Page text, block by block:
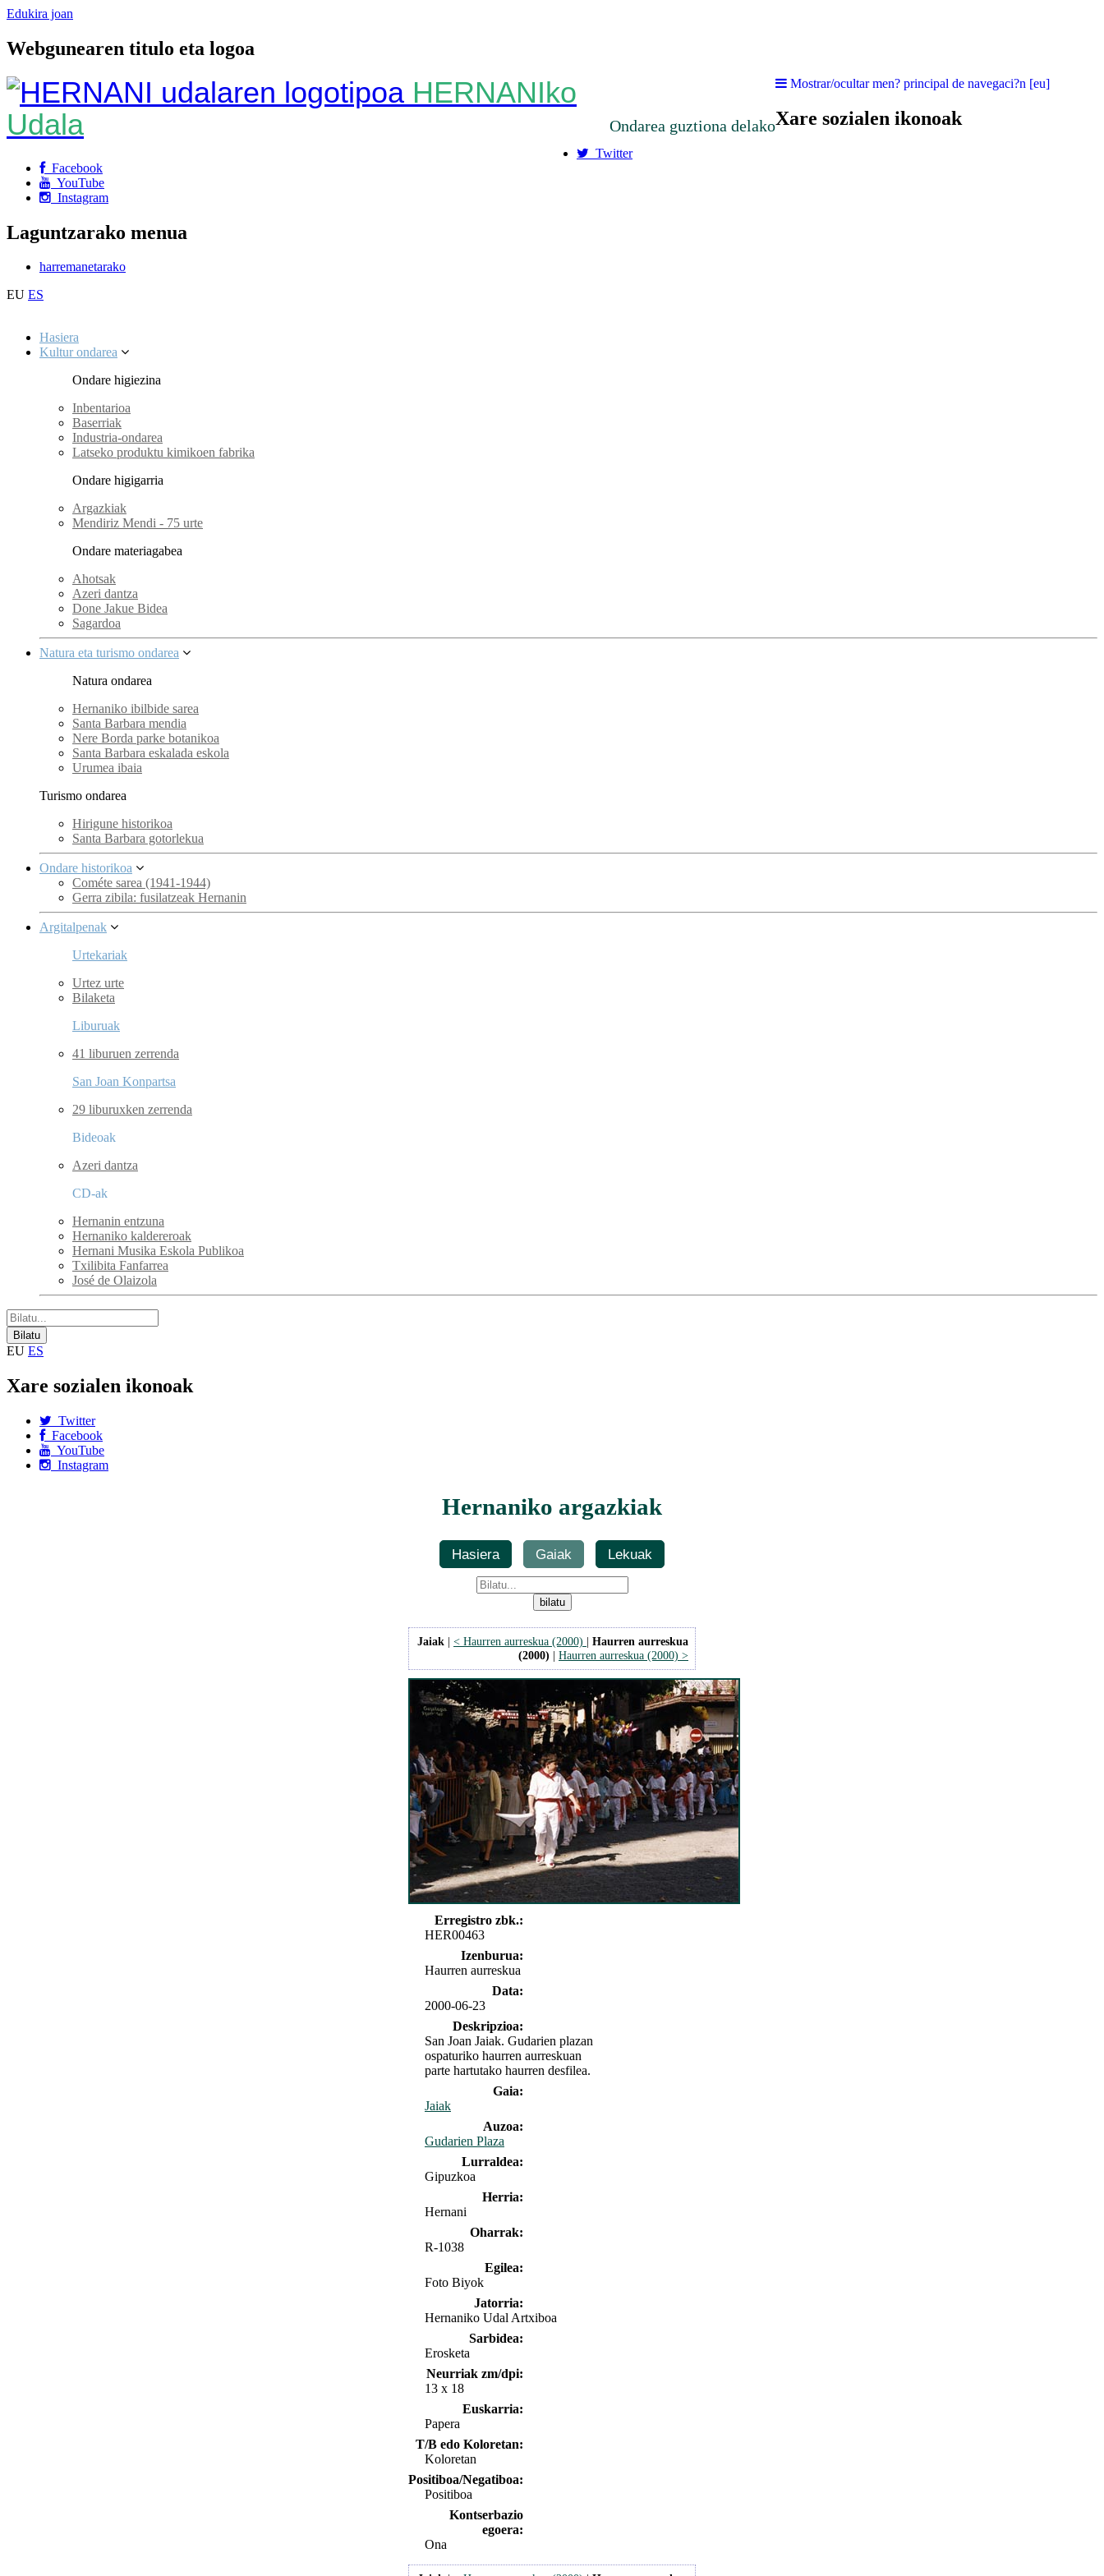
Edukira joan
Webgunearen titulo eta logoa
HERNANIko
Udala
Ondarea guztiona delako
Mostrar/ocultar men? principal de navegaci?n [eu]
Xare sozialen ikonoak
Twitter
Facebook
YouTube
Instagram
Laguntzarako menua
harremanetarako
EU ES
Hasiera
Kultur ondarea
Ondare higiezina
Inbentarioa
Baserriak
Industria-ondarea
Latseko produktu kimikoen fabrika
Ondare higigarria
Argazkiak
Mendiriz Mendi - 75 urte
Ondare materiagabea
Ahotsak
Azeri dantza
Done Jakue Bidea
Sagardoa
Natura eta turismo ondarea
Natura ondarea
Hernaniko ibilbide sarea
Santa Barbara mendia
Nere Borda parke botanikoa
Santa Barbara eskalada eskola
Urumea ibaia
Turismo ondarea
Hirigune historikoa
Santa Barbara gotorlekua
Ondare historikoa
Cométe sarea (1941-1944)
Gerra zibila: fusilatzeak Hernanin
Argitalpenak
Urtekariak
Urtez urte
Bilaketa
Liburuak
41 liburuen zerrenda
San Joan Konpartsa
29 liburuxken zerrenda
Bideoak
Azeri dantza
CD-ak
Hernanin entzuna
Hernaniko kaldereroak
Hernani Musika Eskola Publikoa
Txilibita Fanfarrea
José de Olaizola
EU ES
Xare sozialen ikonoak
Twitter
Facebook
YouTube
Instagram
Hernaniko argazkiak
Hasiera Gaiak Lekuak
Jaiak | < Haurren aurreskua (2000) | Haurren aurreskua
(2000) | Haurren aurreskua (2000) >
Erregistro zbk.:
HER00463
Izenburua:
Haurren aurreskua
Data:
2000-06-23
Deskripzioa:
San Joan Jaiak. Gudarien plazan
ospaturiko haurren aurreskuan
parte hartutako haurren desfilea.
Gaia:
Jaiak
Auzoa:
Gudarien Plaza
Lurraldea:
Gipuzkoa
Herria:
Hernani
Oharrak:
R-1038
Egilea:
Foto Biyok
Jatorria:
Hernaniko Udal Artxiboa
Sarbidea:
Erosketa
Neurriak zm/dpi:
13 x 18
Euskarria:
Papera
T/B edo Koloretan:
Koloretan
Positiboa/Negatiboa:
Positiboa
Kontserbazio
egoera:
Ona